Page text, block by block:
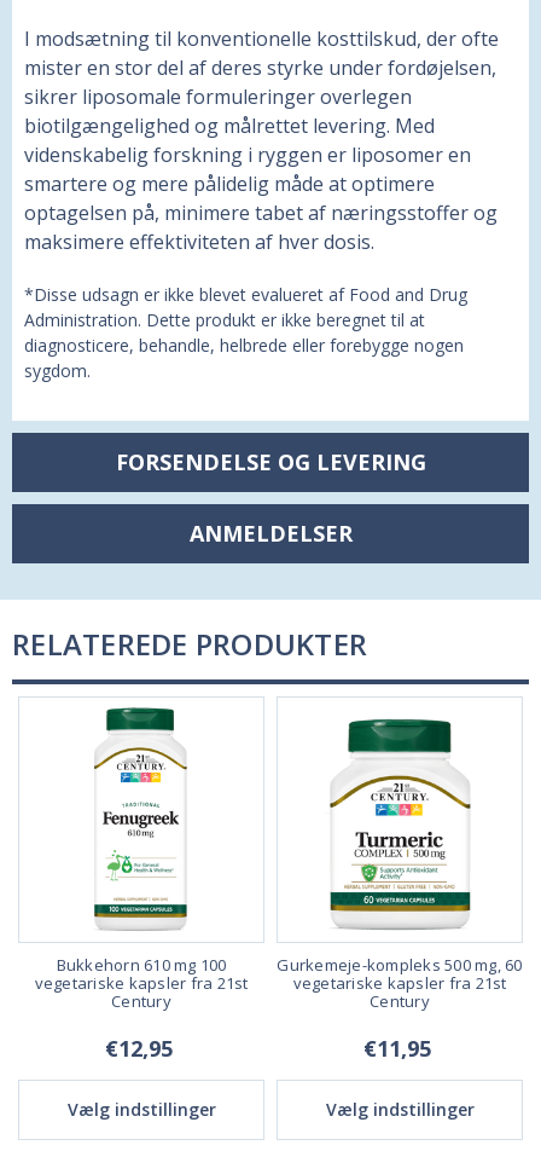
I modsætning til konventionelle kosttilskud, der ofte
mister en stor del af deres styrke under fordøjelsen,
sikrer liposomale formuleringer overlegen
biotilgængelighed og målrettet levering. Med
videnskabelig forskning i ryggen er liposomer en
smartere og mere pålidelig måde at optimere
optagelsen på, minimere tabet af næringsstoffer og
maksimere effektiviteten af hver dosis.
*Disse udsagn er ikke blevet evalueret af Food and Drug
Administration. Dette produkt er ikke beregnet til at
diagnosticere, behandle, helbrede eller forebygge nogen
sygdom.
FORSENDELSE OG LEVERING
ANMELDELSER
RELATEREDE PRODUKTER
Bukkehorn 610 mg 100
vegetariske kapsler fra 21st
Century
€12,95
Vælg indstillinger
Gurkemeje-kompleks 500 mg, 60
vegetariske kapsler fra 21st
Century
€11,95
Vælg indstillinger